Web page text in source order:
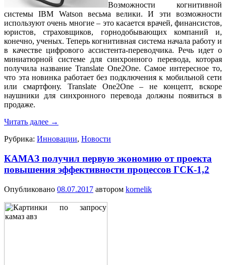
Возможности когнитивной
системы IBM Watson весьма велики. И эти возможности
используют очень многие – это касается врачей, финансистов,
юристов, страховщиков, горнодобывающих компаний и,
конечно, ученых. Теперь когнитивная система начала работу и
в качестве цифрового ассистента-переводчика. Речь идет о
миниатюрной системе для синхронного перевода, которая
получила название Translate One2One. Самое интересное то,
что эта новинка работает без подключения к мобильной сети
или смартфону. Translate One2One – не концепт, вскоре
наушники для синхронного перевода должны появиться в
продаже.
Читать далее →
Рубрика: Инновации, Новости
КАМАЗ получил первую экономию от проекта
повышения эффективности процессов ГСК-1,2
Опубликовано 08.07.2017 автором kornelik